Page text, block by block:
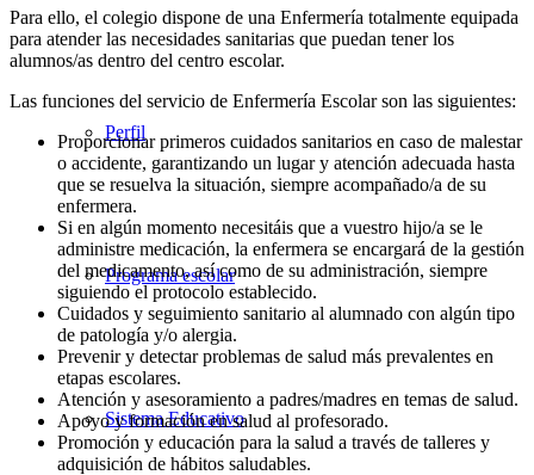
Perfil
Programa escolar
Sistema Educativo
Para ello, el colegio dispone de una Enfermería totalmente equipada
para atender las necesidades sanitarias que puedan tener los
alumnos/as dentro del centro escolar.
Las funciones del servicio de Enfermería Escolar son las siguientes:
Proporcionar primeros cuidados sanitarios en caso de malestar
o accidente, garantizando un lugar y atención adecuada hasta
que se resuelva la situación, siempre acompañado/a de su
enfermera.
Si en algún momento necesitáis que a vuestro hijo/a se le
administre medicación, la enfermera se encargará de la gestión
del medicamento, así como de su administración, siempre
siguiendo el protocolo establecido.
Cuidados y seguimiento sanitario al alumnado con algún tipo
de patología y/o alergia.
Prevenir y detectar problemas de salud más prevalentes en
etapas escolares.
Atención y asesoramiento a padres/madres en temas de salud.
Apoyo y formación en salud al profesorado.
Promoción y educación para la salud a través de talleres y
adquisición de hábitos saludables.